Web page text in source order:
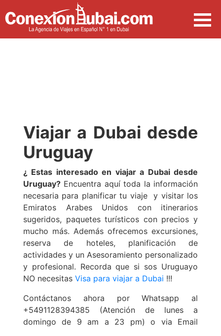
Viajar a Dubai desde
Uruguay
¿ Estas interesado en viajar a Dubai desde
Uruguay? Encuentra aquí toda la información
necesaria para planificar tu viaje y visitar los
Emiratos Arabes Unidos con itinerarios
sugeridos, paquetes turísticos con precios y
mucho más. Además ofrecemos excursiones,
reserva de hoteles, planificación de
actividades y un Asesoramiento personalizado
y profesional. Recorda que si sos Uruguayo
NO necesitas Visa para viajar a Dubai !!!
Contáctanos ahora por Whatsapp al
+5491128394385 (Atención de lunes a
domingo de 9 am a 23 pm) o via Email